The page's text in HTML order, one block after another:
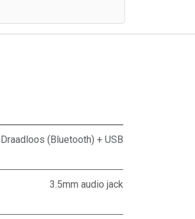
Draadloos (Bluetooth) + USB
3.5mm audio jack